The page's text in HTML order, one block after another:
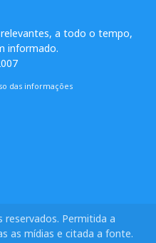
a todo o tempo,
informado.
das informações
Permitida a
as mídias e citada a fonte.